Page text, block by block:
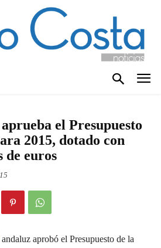
el Presupuesto
2015, dotado con
de euros
andaluz aprobó el Presupuesto de la